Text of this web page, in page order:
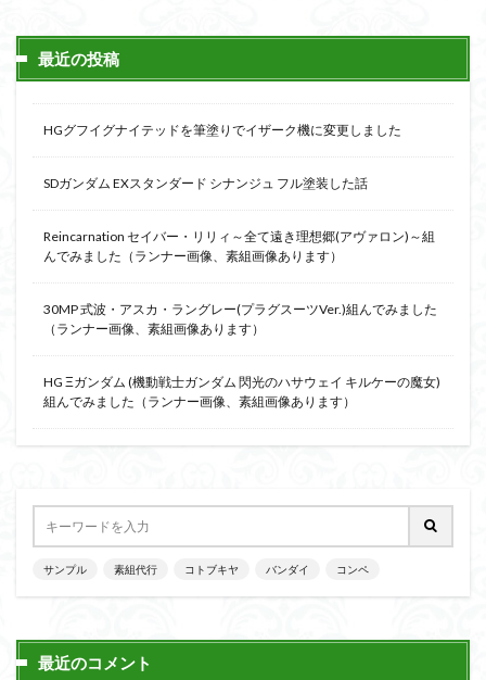
最近の投稿
HGグフイグナイテッドを筆塗りでイザーク機に変更しました
SDガンダム EXスタンダード シナンジュ フル塗装した話
Reincarnation セイバー・リリィ～全て遠き理想郷(アヴァロン)～組
んでみました（ランナー画像、素組画像あります）
30MP 式波・アスカ・ラングレー(プラグスーツVer.)組んでみました
（ランナー画像、素組画像あります）
HG Ξガンダム (機動戦士ガンダム 閃光のハサウェイ キルケーの魔女)
組んでみました（ランナー画像、素組画像あります）
サンプル 素組代行 コトブキヤ バンダイ コンペ
最近のコメント